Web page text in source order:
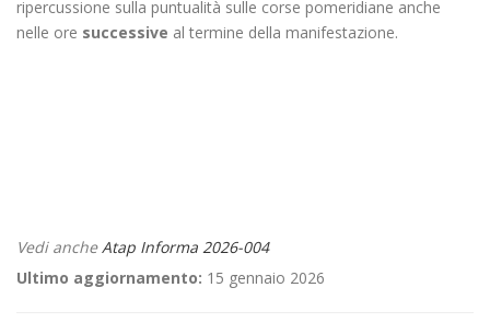
ripercussione sulla puntualità sulle corse pomeridiane anche
nelle ore successive al termine della manifestazione.
Vedi ancheAtap Informa 2026-004
Ultimo aggiornamento: 15 gennaio 2026